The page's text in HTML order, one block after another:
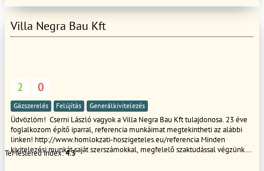
Villa Negra Bau Kft
2 0
Gázszerelés Felújítás Generálkivitelezés
Üdvözlöm! Cserni László vagyok a Villa Negra Bau Kft tulajdonosa. 23 éve
foglalkozom építő iparral, referencia munkáimat megtekintheti az alábbi
linken! http://www.homlokzati-hoszigeteles.eu/referencia Minden
kivitelezési munkát saját szerszámokkal, megfelelő szaktudással végzünk.
TeMestered index:4.3